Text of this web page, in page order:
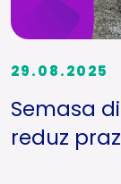
29.08.2025
Semasa
reduz